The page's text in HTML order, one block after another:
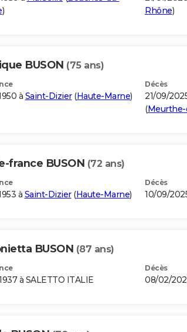
)
Rhône)
BUSON (75 ans)
à Saint-Dizier(Haute-Marne)
Décès
21/09/
(
france BUSON (72 ans)
à Saint-Dizier(Haute-Marne)
Décès
10/09/
BUSON (87 ans)
à SALETTO ITALIE
Décès
08/02/